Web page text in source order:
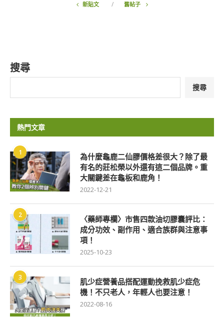
新貼文 舊帖子
搜尋
搜尋
熱門文章
1
為什麼龜鹿二仙膠價格差很大？除了最
有名的莊松榮以外還有這二個品牌。重
大關鍵差在龜板和鹿角！
2022-12-21
2
〈藥師專欄〉市售四款油切膠囊評比：
成分功效、副作用、適合族群與注意事
項！
2025-10-23
3
肌少症營養品搭配運動挽救肌少症危
機！不只老人，年輕人也要注意！
2022-08-16